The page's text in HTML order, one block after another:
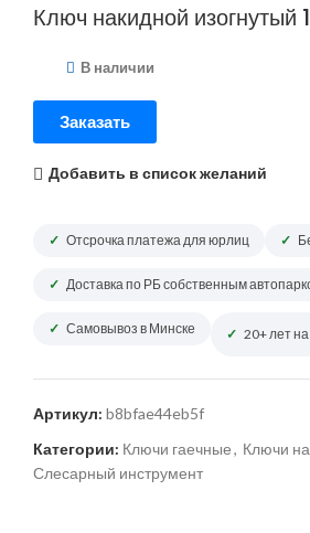
Ключ накидной изогнутый
В наличии
Заказать
Добавить в список желаний
Отсрочка платежа для юрлиц
Доставка по РБ собственным
Самовывоз в Минске 20+ лет
Артикул: b8bfae44eb5f
Категории: Ключи гаечные, Ключи
Слесарный инструмент